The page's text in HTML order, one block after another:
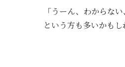
「うーん、わからない
という方も多いかもし